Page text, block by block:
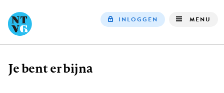
INLOGGEN MENU
Kruimelpad
Je bent er bijna